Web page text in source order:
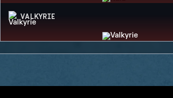
VALKYRIE